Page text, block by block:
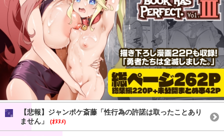
【悲報】ジャンポケ斎藤「性行為の許諾は取ったことあり
ません」
(ｵﾇﾇﾒ)